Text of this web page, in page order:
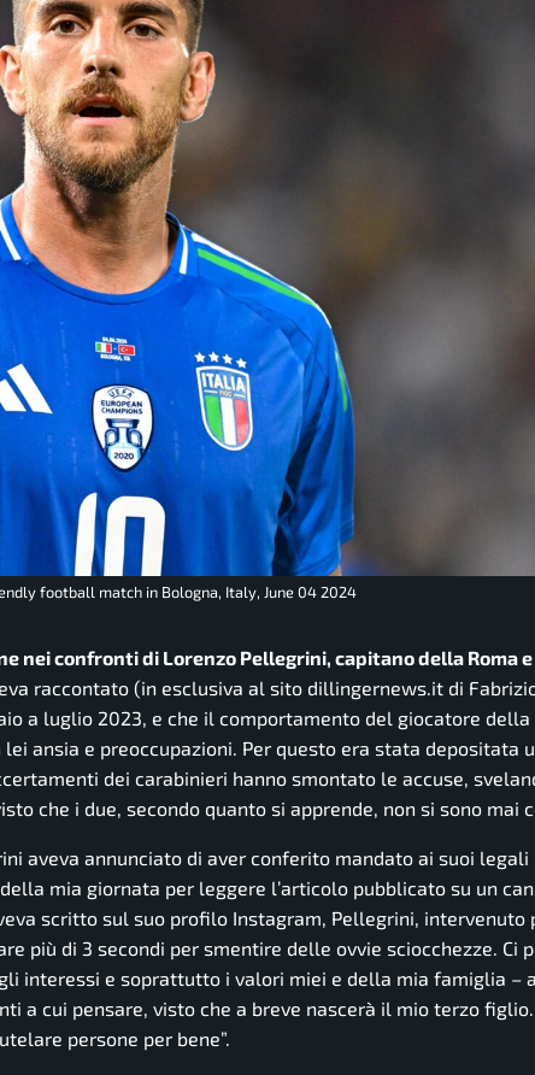
football match in Bologna, Italy, June 04 2024
nei confronti di Lorenzo Pellegrini, capitano della Roma e
raccontato (in esclusiva al sito dillingernews.it di
a luglio 2023, e che il comportamento del giocatore della
ansia e preoccupazioni. Per questo era stata depositata
dei carabinieri hanno smontato le accuse,
che i due, secondo quanto si apprende, non si sono mai
aveva annunciato di aver conferito mandato ai suoi legali
mia giornata per leggere l’articolo pubblicato su un
scritto sul suo profilo Instagram, Pellegrini, intervenuto
più di 3 secondi per smentire delle ovvie sciocchezze. Ci
interessi e soprattutto i valori miei e della mia famiglia –
a cui pensare, visto che a breve nascerà il mio terzo
persone per bene”.